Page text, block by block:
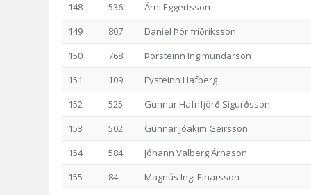
148
536
Árni Eggertsson
149
807
Daníel Þór friðriksson
150
768
Þorsteinn Ingimundarson
151
109
Eysteinn Hafberg
152
525
Gunnar Hafnfjörð Sigurðsson
153
502
Gunnar Jóakim Geirsson
154
584
Jóhann Valberg Árnason
155
84 Magnús Ingi Einarsson